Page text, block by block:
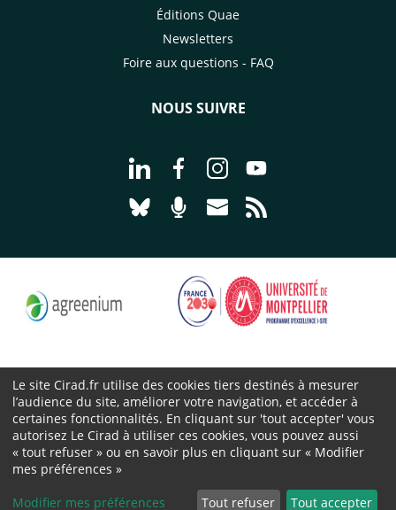
Éditions Quae
Newsletters
Foire aux questions - FAQ
NOUS SUIVRE
Aller à la page Nous suivre sur
Aller à la page Nous suivre sur
Aller à la page Nous
Aller à la page
Aller à la page Nous suivre sur
Aller à la page Nourrir le
Aller à la page Nous
Cirad 2026 ©
Mentions légales
Protection des données personnelles
Cookies
Le site Cirad.fr utilise des cookies tiers destinés à mesurer
l’audience du site, améliorer votre navigation, et accéder à
certaines fonctionnalités. En cliquant sur 'tout accepter' vous
autorisez Le Cirad à utiliser ces cookies, vous pouvez aussi
« tout refuser » ou en savoir plus en cliquant sur « Modifier
mes préférences »
Modifier mes préférences Tout refuser Tout accepter